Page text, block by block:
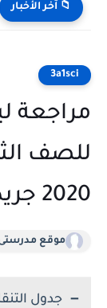
📁 آخر الأخبار
3a1sci
مراجعة
للصف
2020 جريدة الجمهورية
موقع
جدول